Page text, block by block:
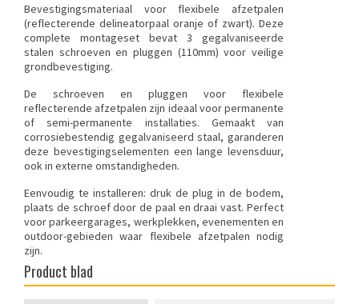
Bevestigingsmateriaal voor flexibele afzetpalen
(reflecterende delineatorpaal oranje of zwart). Deze
complete montageset bevat 3 gegalvaniseerde
stalen schroeven en pluggen (110mm) voor veilige
grondbevestiging.
De schroeven en pluggen voor flexibele
reflecterende afzetpalen zijn ideaal voor permanente
of semi-permanente installaties. Gemaakt van
corrosiebestendig gegalvaniseerd staal, garanderen
deze bevestigingselementen een lange levensduur,
ook in externe omstandigheden.
Eenvoudig te installeren: druk de plug in de bodem,
plaats de schroef door de paal en draai vast. Perfect
voor parkeergarages, werkplekken, evenementen en
outdoor-gebieden waar flexibele afzetpalen nodig
zijn.
Product blad